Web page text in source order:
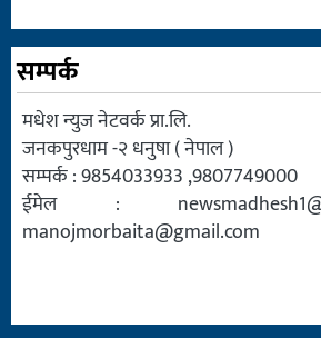
सम्पर्क
मधेश न्युज नेटवर्क प्रा.लि.
जनकपुरधाम -२ धनुषा ( नेपाल )
सम्पर्क : 9854033933 ,9807749000
ईमेल :
manojmorbaita@gmail.com